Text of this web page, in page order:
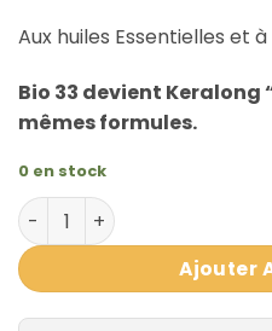
Aux huiles Essentielles et
Bio 33 devient Keralong
mêmes formules.
0 en stock
quantité de Lotion
Ajouter